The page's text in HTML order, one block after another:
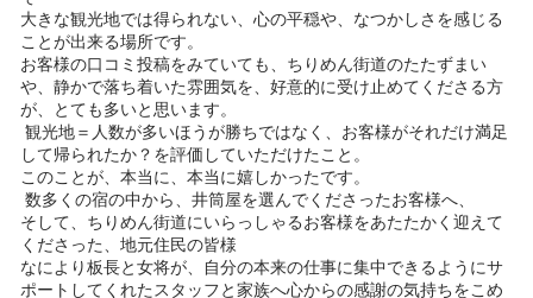
大きな観光地では得られない、心の平穏や、なつかしさを感じる
ことが出来る場所です。
お客様の口コミ投稿をみていても、ちりめん街道のたたずまい
や、静かで落ち着いた雰囲気を、好意的に受け止めてくださる方
が、とても多いと思います。
観光地＝人数が多いほうが勝ちではなく、お客様がそれだけ満足
して帰られたか？を評価していただけたこと。
このことが、本当に、本当に嬉しかったです。
数多くの宿の中から、井筒屋を選んでくださったお客様へ、
そして、ちりめん街道にいらっしゃるお客様をあたたかく迎えて
くださった、地元住民の皆様
なにより板長と女将が、自分の本来の仕事に集中できるようにサ
ポートしてくれたスタッフと家族へ心からの感謝の気持ちをこめ